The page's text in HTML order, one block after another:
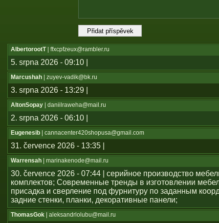
AlbertorootT| ffxcpfzeux@rambler.ru
5. srpna 2026 - 09:10 |
Marcushah | zuyev-vadik@bk.ru
3. srpna 2026 - 13:29 |
AltonSopay | daniilraweha@mail.ru
2. srpna 2026 - 06:10 |
Eugenesib | cannacenter420shopusa@gmail.com
31. července 2026 - 13:35 |
Warrensah | marinakenode@mail.ru
30. července 2026 - 07:44 | серийное производство
комплектов; Современные тренды в изготовлении
присадка и сверление под фурнитуру по заданным
задние стенки, планки, декоративные панели;
ThomasGok | aleksandrlolubu@mail.ru